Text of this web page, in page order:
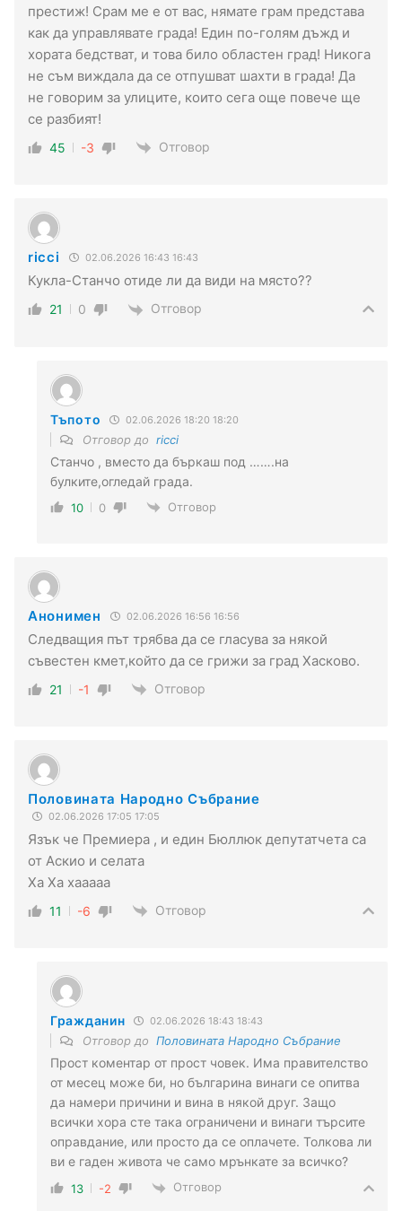
престиж! Срам ме е от вас, нямате грам представа
как да управлявате града! Един по-голям дъжд и
хората бедстват, и това било областен град! Никога
не съм виждала да се отпушват шахти в града! Да
не говорим за улиците, които сега още повече ще
се разбият!
45 -3 Отговор
ricci 02.06.2026 16:43 16:43
Кукла-Станчо отиде ли да види на място??
21 0 Отговор
Тъпото 02.06.2026 18:20 18:20
Отговор до ricci
Станчо , вместо да бъркаш под …….на
булките,огледай града.
10 0 Отговор
Анонимен 02.06.2026 16:56 16:56
Следващия път трябва да се гласува за някой
съвестен кмет,който да се грижи за град Хасково.
21 -1 Отговор
Половината Народно Събрание
02.06.2026 17:05 17:05
Язък че Премиера , и един Бюллюк депутатчета са
от Аскио и селата
Ха Ха хааааа
11 -6 Отговор
Гражданин 02.06.2026 18:43 18:43
Отговор до Половината Народно Събрание
Прост коментар от прост човек. Има правителство
от месец може би, но българина винаги се опитва
да намери причини и вина в някой друг. Защо
всички хора сте така ограничени и винаги търсите
оправдание, или просто да се оплачете. Толкова ли
ви е гаден живота че само мрънкате за всичко?
13 -2 Отговор